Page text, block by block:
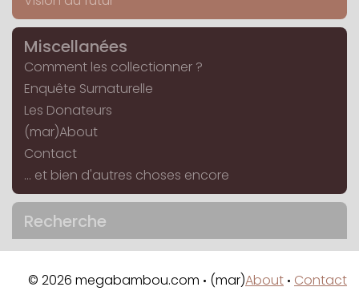
Miscellanées
Comment les collectionner ?
Enquête Surnaturelle
Les Donateurs
(mar)About
Contact
... et bien d'autres choses encore
Recherche
© 2026 megabambou.com • (mar)About • Contact